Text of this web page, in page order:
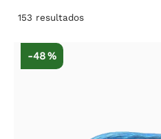
153 resultados
-48 %